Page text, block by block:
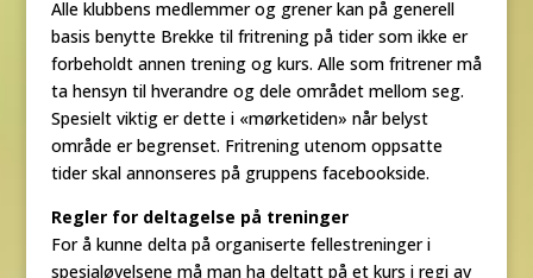
Alle klubbens medlemmer og grener kan på generell
basis benytte Brekke til fritrening på tider som ikke er
forbeholdt annen trening og kurs. Alle som fritrener må
ta hensyn til hverandre og dele området mellom seg.
Spesielt viktig er dette i «mørketiden» når belyst
område er begrenset. Fritrening utenom oppsatte
tider skal annonseres på gruppens facebookside.
Regler for deltagelse på treninger
For å kunne delta på organiserte fellestreninger i
spesialøvelsene må man ha deltatt på et kurs i regi av